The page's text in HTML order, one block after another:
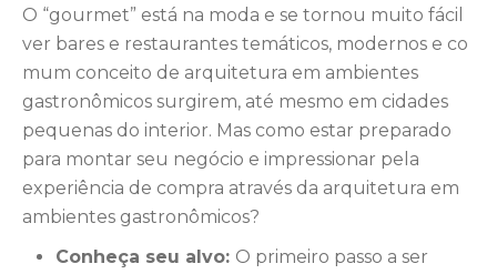
O “gourmet” está na moda e se tornou muito fácil
ver bares e restaurantes temáticos, modernos e co
mum conceito de arquitetura em ambientes
gastronômicos surgirem, até mesmo em cidades
pequenas do interior. Mas como estar preparado
para montar seu negócio e impressionar pela
experiência de compra através da arquitetura em
ambientes gastronômicos?
Conheça seu alvo: O primeiro passo a ser